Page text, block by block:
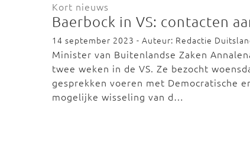
Kort nieuws
Baerbock in VS: contacten
14 september 2023 - Auteur: Redactie
Minister van Buitenlandse Zaken
twee weken in de VS. Ze bezocht
gesprekken voeren met Democratische
mogelijke wisseling van d…